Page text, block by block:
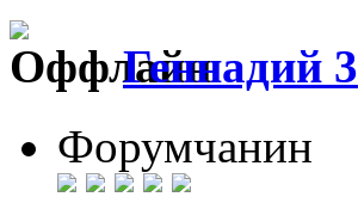
Геннадий 3
Форумчанин